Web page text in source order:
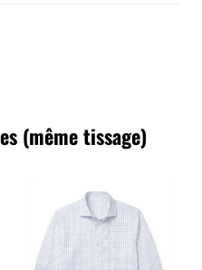
(même tissage)